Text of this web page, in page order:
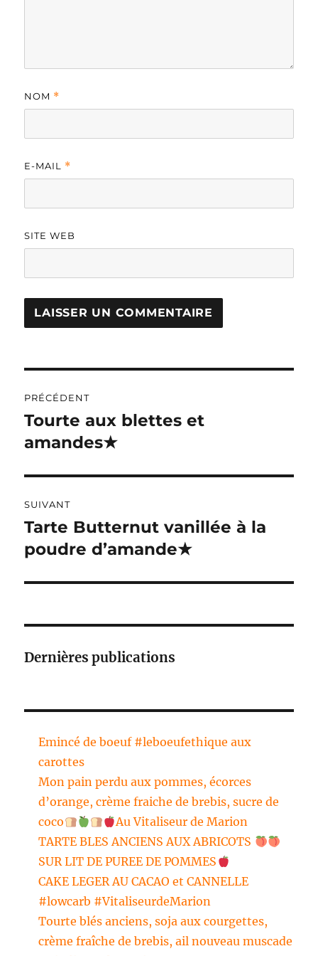
NOM *
E-MAIL *
SITE WEB
R
A
T
:
de
l’article
PRÉCÉDENT
Publication
précédente :
Tourte aux blettes et
amandes★
SUIVANT
Publication
suivante :
Tarte Butternut vanillée à la
poudre d’amande★
Dernières publications
Emincé de boeuf #leboeufethique aux
carottes
Mon pain perdu aux pommes, écorces
d’orange, crème fraiche de brebis, sucre de
coco
Au Vitaliseur de Marion
TARTE BLES ANCIENS AUX ABRICOTS
SUR LIT DE PUREE DE POMMES
CAKE LEGER AU CACAO et CANNELLE
#lowcarb #VitaliseurdeMarion
Tourte blés anciens, soja aux courgettes,
crème fraîche de brebis, ail nouveau muscade